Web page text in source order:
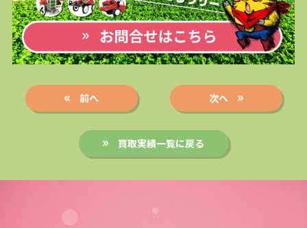
前へ 次へ
買取実績一覧に戻る